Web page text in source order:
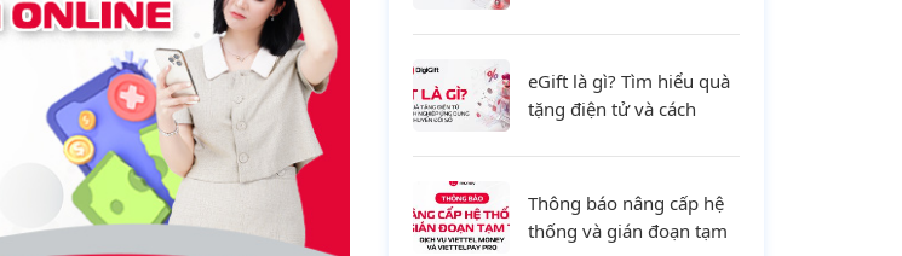
doanh nghiệp
eGift là gì? Tìm hiểu quà
tặng điện tử và cách
trong chuyển đổi số
Thông báo nâng cấp hệ
thống và gián đoạn tạm